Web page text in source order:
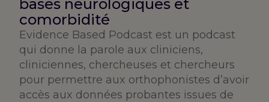
bases neurologiques et
comorbidité
Evidence Based Podcast est un podcast
qui donne la parole aux cliniciens,
cliniciennes, chercheuses et chercheurs
pour permettre aux orthophonistes d’avoir
accès aux données probantes issues de